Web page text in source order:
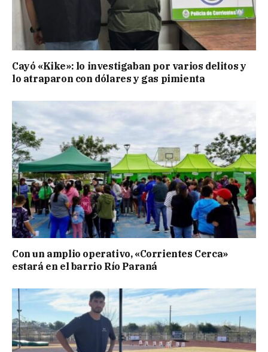
Cayó «Kike»: lo investigaban por varios delitos y
lo atraparon con dólares y gas pimienta
Con un amplio operativo, «Corrientes Cerca»
estará en el barrio Río Paraná